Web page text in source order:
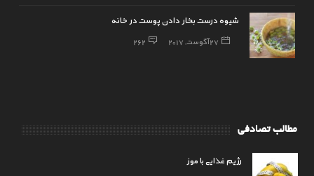
شیوه درست بخار دادن پوست در خانه
27 آگوست, 2017 262
مطالب تصادفی
رژیم غذایی با موز